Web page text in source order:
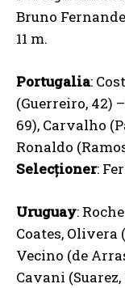
Bruno
11 m.
Portugalia:
(Guerreiro, 42)
69), Carvalho
Ronaldo
Selecționer:
Uruguay:
Coates, Olivera
Vecino (de
Cavani